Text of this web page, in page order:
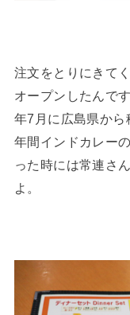
注文をとりにきて
オープンしたんで
年7月に広島県か
年間インドカレー
った時には常連さ
よ。